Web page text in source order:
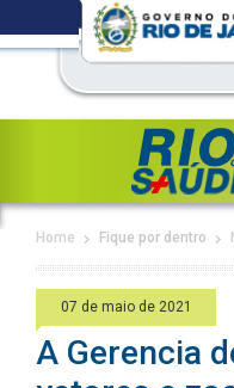
Home Fique por dentro
07 de maio de 2021
A Gerencia